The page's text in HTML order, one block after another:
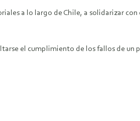
a lo largo de Chile, a solidarizar con
el cumplimiento de los fallos de un